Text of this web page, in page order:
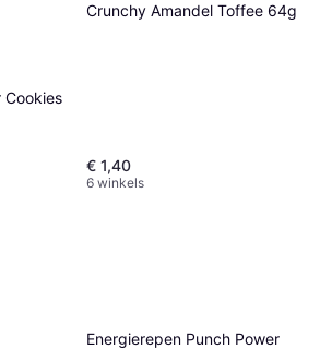
Cookies
Crunchy Amandel Toffee 64g
€ 1,40
6 winkels
Energierepen Punch Power